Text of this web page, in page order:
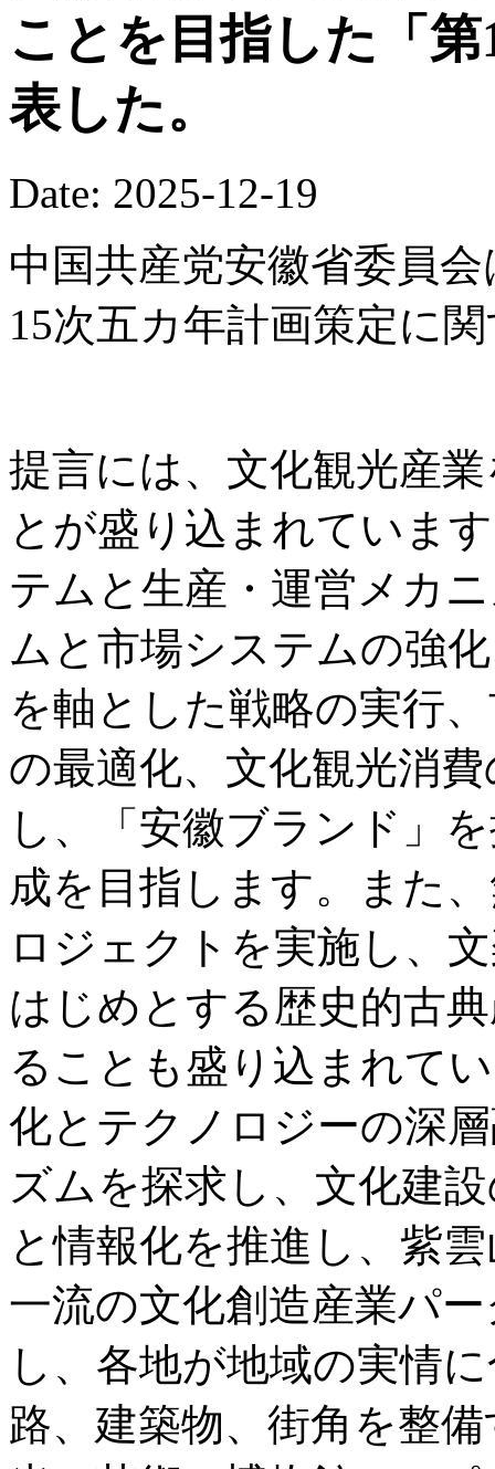
ことを目指した「
表した。
Date: 2025-12-19
中国共産党安徽省委員
15次五カ年計画策定に
提言には、文化観光産
とが盛り込まれていま
テムと生産・運営メカ
ムと市場システムの強
を軸とした戦略の実行
の最適化、文化観光消
し、「安徽ブランド」
成を目指します。また
ロジェクトを実施し、
はじめとする歴史的古
ることも盛り込まれて
化とテクノロジーの深
ズムを探求し、文化建
と情報化を推進し、紫
一流の文化創造産業パ
し、各地が地域の実情
路、建築物、街角を整